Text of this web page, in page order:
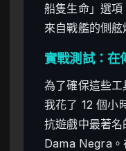
船隻生命」選
來自戰艦的側舷
實戰測試：在
為了確保這些工
我花了 12 個小
抗遊戲中最著
Dama Negra。